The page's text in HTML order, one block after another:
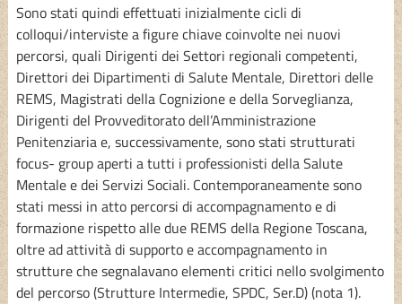
Sono stati quindi effettuati inizialmente cicli di
colloqui/interviste a figure chiave coinvolte nei nuovi
percorsi, quali Dirigenti dei Settori regionali competenti,
Direttori dei Dipartimenti di Salute Mentale, Direttori delle
REMS, Magistrati della Cognizione e della Sorveglianza,
Dirigenti del Provveditorato dell’Amministrazione
Penitenziaria e, successivamente, sono stati strutturati
focus- group aperti a tutti i professionisti della Salute
Mentale e dei Servizi Sociali. Contemporaneamente sono
stati messi in atto percorsi di accompagnamento e di
formazione rispetto alle due REMS della Regione Toscana,
oltre ad attività di supporto e accompagnamento in
strutture che segnalavano elementi critici nello svolgimento
del percorso (Strutture Intermedie, SPDC, Ser.D) (nota 1).